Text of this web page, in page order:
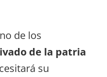
de los
de la patria
su